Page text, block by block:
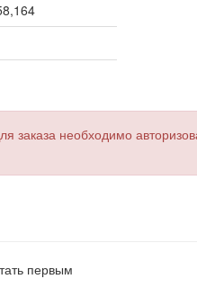
заказа необходимо
первым